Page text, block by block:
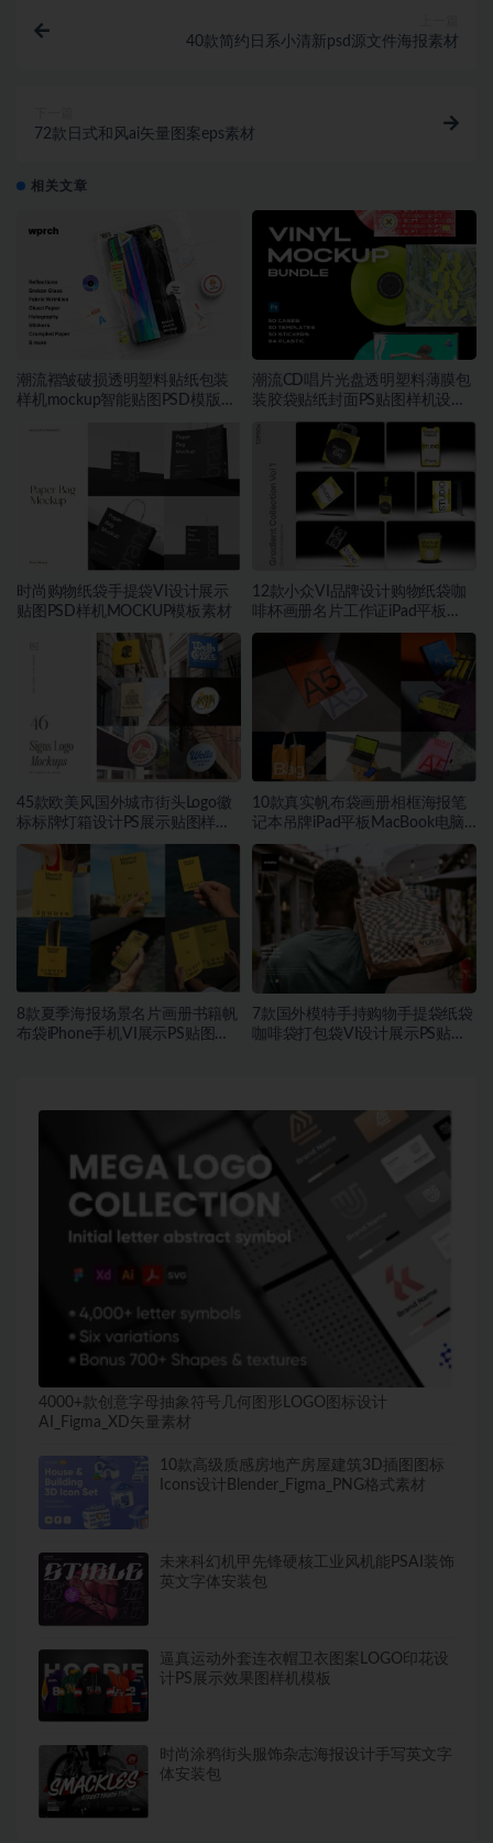
40款简约日系小清新psd源文件海报素材
72款日式和风ai矢量图案eps素材
相关文章
潮流褶皱破损透明塑料贴纸包装
样机mockup智能贴图PSD模版设
潮流CD唱片光盘透明塑料薄膜包
装胶袋贴纸封面PS贴图样机设计
时尚购物纸袋手提袋VI设计展示
贴图PSD样机MOCKUP模板素材
12款小众VI品牌设计购物纸袋咖
啡杯画册名片工作证iPad平板
MacBook电脑iPhone手机贴图
45款欧美风国外城市街头Logo徽
标标牌灯箱设计PS展示贴图样机
模板
10款真实帆布袋画册相框海报笔
记本吊牌iPad平板MacBook电脑
Vi贴图PSD样机模板
8款夏季海报场景名片画册书籍帆
布袋iPhone手机VI展示PS贴图样
7款国外模特手持购物手提袋纸袋
咖啡袋打包袋VI设计展示PS贴图
4000+款创意字母抽象符号几何图形LOGO图标设计
AI_Figma_XD矢量素材
10款高级质感房地产房屋建筑3D插图图标
Icons设计Blender_Figma_PNG格式素材
未来科幻机甲先锋硬核工业风机能PSAI装饰
英文字体安装包
逼真运动外套连衣帽卫衣图案LOGO印花设
计PS展示效果图样机模板
时尚涂鸦街头服饰杂志海报设计手写英文字
体安装包